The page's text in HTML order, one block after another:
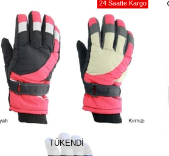
TÜKENDI
24 Saatte Kargo